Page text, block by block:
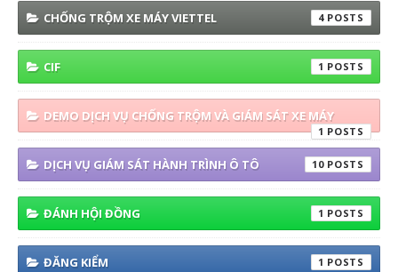
CHỐNG TRỘM XE MÁY VIETTEL 4
CIF 1
DEMO DỊCH VỤ CHỐNG TRỘM VÀ GIÁM SÁT XE MÁY
1
DỊCH VỤ GIÁM SÁT HÀNH TRÌNH Ô TÔ 10
ĐÁNH HỘI ĐỒNG 1
ĐĂNG KIỂM 1